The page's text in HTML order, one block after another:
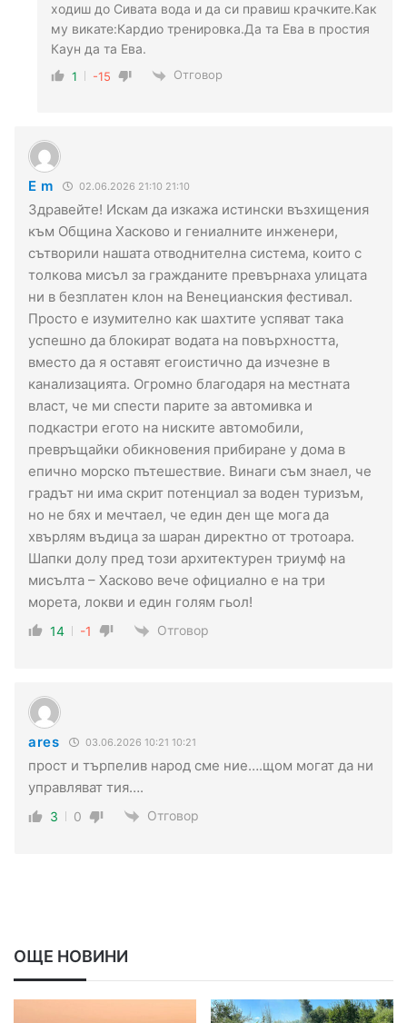
ходиш до Сивата вода и да си правиш крачките.Как
му викате:Кардио тренировка.Да та Ева в простия
Каун да та Ева.
1 -15 Отговор
Е m 02.06.2026 21:10 21:10
Здравейте! Искам да изкажа истински възхищения
към Община Хасково и гениалните инженери,
сътворили нашата отводнителна система, които с
толкова мисъл за гражданите превърнаха улицата
ни в безплатен клон на Венецианския фестивал.
Просто е изумително как шахтите успяват така
успешно да блокират водата на повърхността,
вместо да я оставят егоистично да изчезне в
канализацията. Огромно благодаря на местната
власт, че ми спести парите за автомивка и
подкастри егото на ниските автомобили,
превръщайки обикновения прибиране у дома в
епично морско пътешествие. Винаги съм знаел, че
градът ни има скрит потенциал за воден туризъм,
но не бях и мечтаел, че един ден ще мога да
хвърлям въдица за шаран директно от тротоара.
Шапки долу пред този архитектурен триумф на
мисълта – Хасково вече официално е на три
морета, локви и един голям гьол!
14 -1 Отговор
ares 03.06.2026 10:21 10:21
прост и търпелив народ сме ние….щом могат да ни
управляват тия….
3 0 Отговор
ОЩЕ НОВИНИ